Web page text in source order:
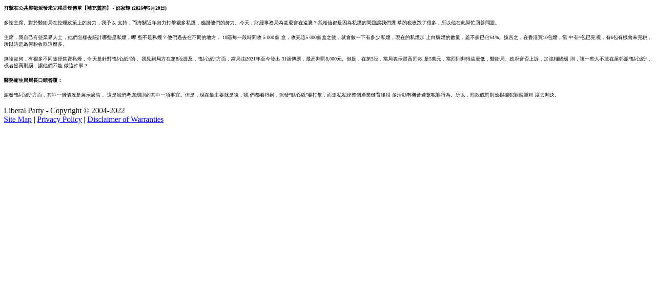
打擊在公共屋邨派發未完税香煙傳單【補充質詢】 - 邵家輝 (2026年5月20日)
多謝主席。對於醫衞局在控煙政策上的努力，我予以 支持，而海關近年努力打擊很多私煙，感謝他們的努力。今天，財經事務局為甚麼會在這裏？我相信都是因為私煙的問題讓我們煙 草的税收跌了很多，所以他在此幫忙回答問題。
主席，我自己有些業界人士，他們怎樣去統計哪些是私煙，哪 些不是私煙？他們過去在不同的地方， 18區每一段時間收 5 000個 盒，收完這5 000個盒之後，就會數一下有多少私煙，現在的私煙加 上白牌煙的數量，差不多已佔61%。換言之，在香港買10包煙，當 中有4包已完税，有6包有機會未完税，
所以這是為何税收跌這麼多。
無論如何，有很多不同途徑售賣私煙，今天是針對“點心紙”的， 我見到局方在第8段提及，“點心紙”方面，當局由2021年至今發出 31張傳票，最高判罰8,000元。但是，在第5段，當局表示最高罰款 是5萬元，當罰則判得這麼低，醫衞局、政府會否上訴，加強相關罰 則，讓一些人不敢在屋邨派“點心紙”，
或者提高刑罰，讓他們不能 做這件事？
醫務衞生局局長口頭答覆：
派發“點心紙”方面，其中一個情況是展示廣告， 這是我們考慮罰則的其中一項事宜。但是，現在最主要就是說，我 們都看得到，派發“點心紙”要打擊，而走私私煙整個產業鏈背後很 多活動有機會連繫犯罪行為。所以，罰款或罰則應根據犯罪嚴重程 度去判決。
Liberal Party - Copyright © 2004-2022
Site Map | Privacy Policy | Disclaimer of Warranties